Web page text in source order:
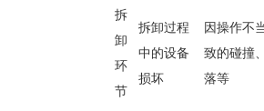
拆
卸
环
节
拆卸过程
中的设备
损坏
因操作不
致的碰撞
落等